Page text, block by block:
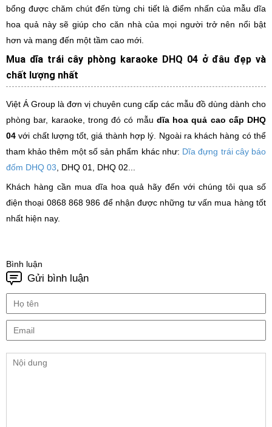
bổng được chăm chút đến từng chi tiết là điểm nhấn của mẫu dĩa
hoa quả này sẽ giúp cho căn nhà của mọi người trở nên nổi bật
hơn và mang đến một tầm cao mới.
Mua dĩa trái cây phòng karaoke DHQ 04 ở đâu đẹp và
chất lượng nhất
Việt Á Group là đơn vị chuyên cung cấp các mẫu đồ dùng dành cho
phòng bar, karaoke, trong đó có mẫu dĩa hoa quả cao cấp DHQ
04 với chất lượng tốt, giá thành hợp lý. Ngoài ra khách hàng có thể
tham khảo thêm một số sản phẩm khác như: Dĩa đựng trái cây báo
đốm DHQ 03 , DHQ 01, DHQ 02...
Khách hàng cần mua dĩa hoa quả hãy đến với chúng tôi qua số
điện thoại 0868 868 986 để nhận được những tư vấn mua hàng tốt
nhất hiện nay.
Bình luận
Gửi bình luận